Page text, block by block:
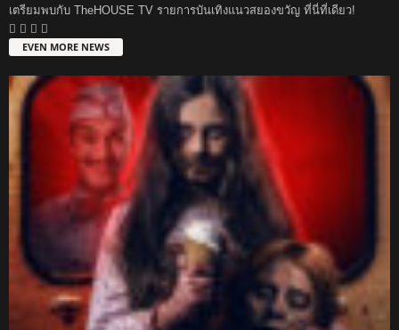
เตรียมพบกับ TheHOUSE TV รายการบันเทิงแนวสยองขวัญ ที่นี่ที่เดียว!
EVEN MORE NEWS